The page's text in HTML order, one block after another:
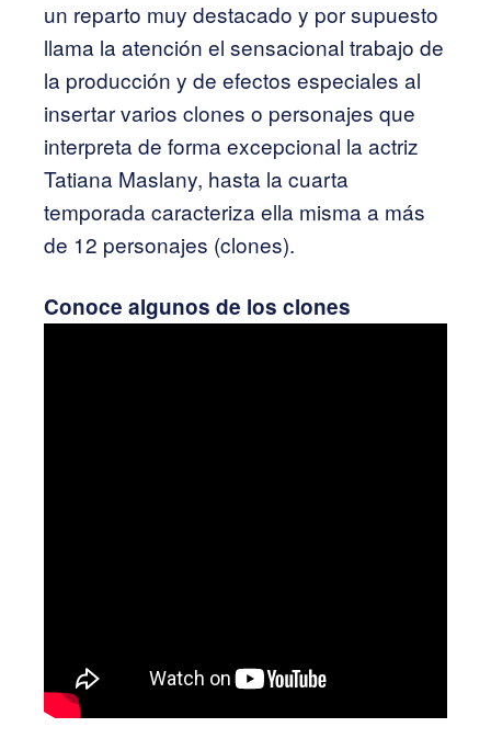
un reparto muy destacado y por supuesto
llama la atención el sensacional trabajo de
la producción y de efectos especiales al
insertar varios clones o personajes que
interpreta de forma excepcional la actriz
Tatiana Maslany, hasta la cuarta
temporada caracteriza ella misma a más
de 12 personajes (clones).
Conoce algunos de los clones